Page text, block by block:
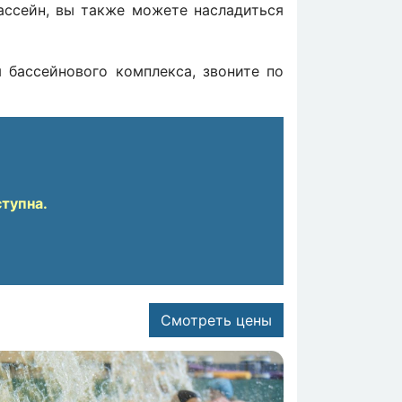
вы также можете насладиться
комплекса, звоните по
Смотреть цены